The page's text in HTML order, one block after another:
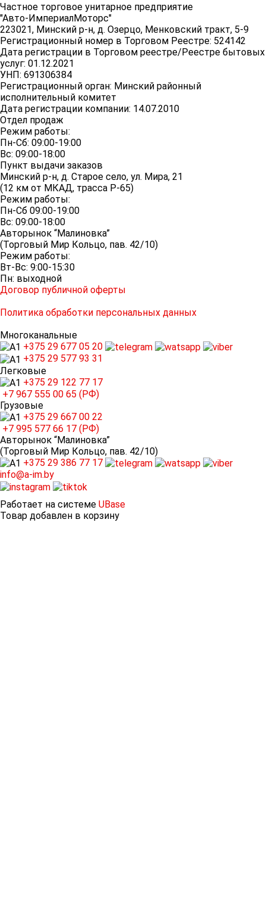
Частное торговое унитарное предприятие
"Авто-ИмпериалМоторс"
223021, Минский р-н, д. Озерцо, Менковский тракт, 5-9
Регистрационный номер в Торговом Реестре: 524142
Дата регистрации в Торговом реестре/Реестре бытовых
услуг: 01.12.2021
УНП: 691306384
Регистрационный орган: Минский районный
исполнительный комитет
Дата регистрации компании: 14.07.2010
Отдел продаж
Режим работы:
Пн-Сб: 09:00-19:00
Вс: 09:00-18:00
Пункт выдачи заказов
Минский р-н, д. Старое село, ул. Мира, 21
(12 км от МКАД, трасса P-65)
Режим работы:
Пн-Сб 09:00-19:00
Вс: 09:00-18:00
Авторынок “Малиновка”
(Торговый Мир Кольцо, пав. 42/10)
Режим работы:
Вт-Вс: 9:00-15:30
Пн: выходной
Договор публичной оферты
Политика обработки персональных данных
Многоканальные
+375 29 677 05 20
+375 29 577 93 31
Легковые
+375 29 122 77 17
+7 967 555 00 65 (РФ)
Грузовые
+375 29 667 00 22
+7 995 577 66 17 (РФ)
Авторынок “Малиновка”
(Торговый Мир Кольцо, пав. 42/10)
+375 29 386 77 17
info@a-im.by
Работает на системе UBase
Товар добавлен в корзину